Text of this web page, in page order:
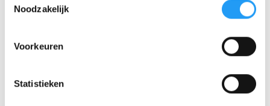
Noodzakelijk
Voorkeuren
Statistieken
platziert, bevor der Spritzgussprozess beginnt. Der
Kunststoff umschließt das Einlegeteil und bildet eine
feste mechanische Verbindung. Dieses Verfahren wird
häufig in Steckverbindern, Elektronikgehäusen und